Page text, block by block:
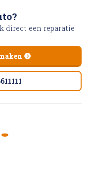
direct een reparatie